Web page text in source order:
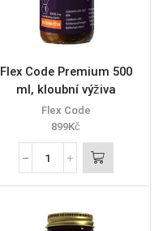
Flex Code Premium 500
ml, kloubní výživa
Flex Code
899Kč